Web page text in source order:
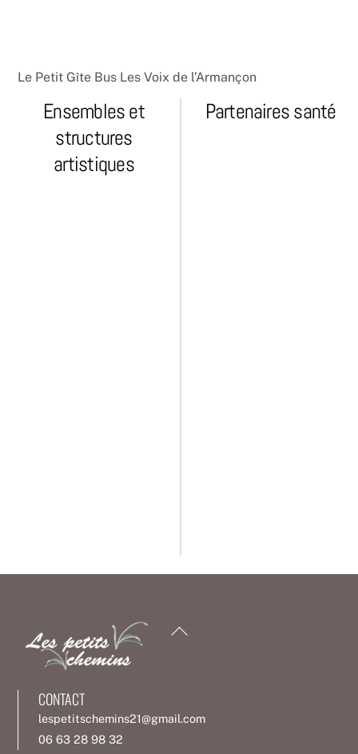
Le Petit Gîte Bus Les Voix de l’Armançon
Ensembles et
structures
artistiques
Partenaires santé
Back
CONTACT
lespetitschemins21@gmail.com
06 63 28 98 32